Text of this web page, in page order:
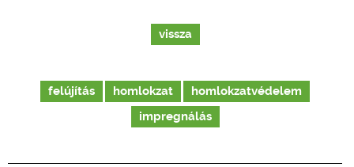
vissza
felújítás homlokzat
homlokzatvédelem
impregnálás